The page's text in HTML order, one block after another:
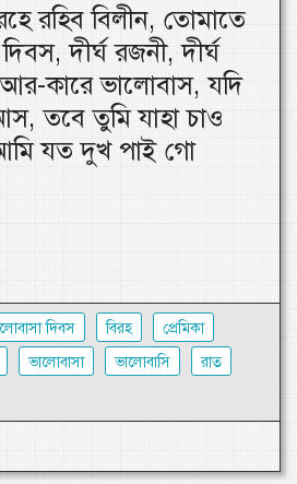
রহিব বিলীন, তোমাতে
দীর্ঘ রজনী, দীর্ঘ
কারে ভালোবাস, যদি
তবে তুমি যাহা চাও
যত দুখ পাই গো
দিবস বিরহ
প্রেমিকা
ভালোবাসা ভালোবাসি
রাত